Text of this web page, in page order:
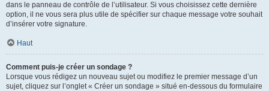
dans le panneau de contrôle de l’utilisateur. Si vous choisissez cette dernière
option, il ne vous sera plus utile de spécifier sur chaque message votre souhait
d’insérer votre signature.
Haut
Comment puis-je créer un sondage ?
Lorsque vous rédigez un nouveau sujet ou modifiez le premier message d’un
sujet, cliquez sur l’onglet « Créer un sondage » situé en-dessous du formulaire